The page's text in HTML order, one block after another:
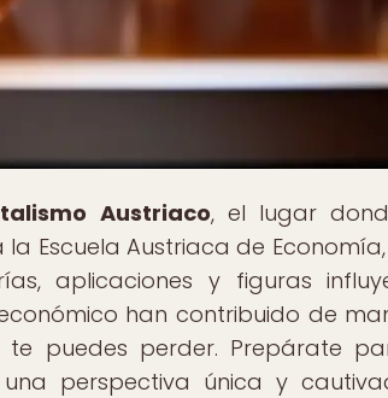
Austriaco, el lugar
Escuela Austriaca de
aplicaciones y figuras
han contribuido de
puedes perder. Prepárate
perspectiva única y